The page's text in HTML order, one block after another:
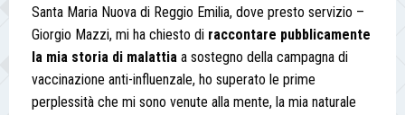
Santa Maria Nuova di Reggio Emilia, dove presto servizio –
Giorgio Mazzi, mi ha chiesto di raccontare pubblicamente
la mia storia di malattia a sostegno della campagna di
vaccinazione anti-influenzale, ho superato le prime
perplessità che mi sono venute alla mente, la mia naturale